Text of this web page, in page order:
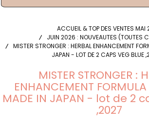
ACCUEIL & TOP DES VENTES MAI
JUIN 2026 : NOUVEAUTES (TOUTES
MISTER STRONGER : HERBAL ENHANCEMENT
JAPAN - LOT DE 2 CAPS VEG BLUE
MISTER STRONGER :
ENHANCEMENT
MADE IN JAPAN - lot de 2
,2027